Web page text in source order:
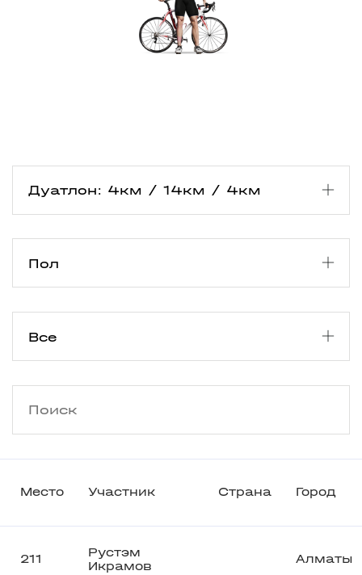
Место Участник Страна Город
211
Рустэм
Икрамов
Алматы